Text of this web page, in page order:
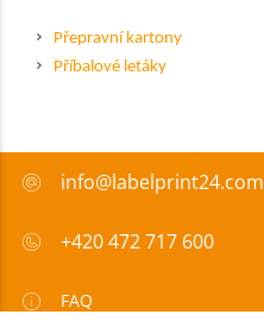
Přepravní kartony
Příbalové letáky
info@labelprint24.com
+420 472 717 600
FAQ